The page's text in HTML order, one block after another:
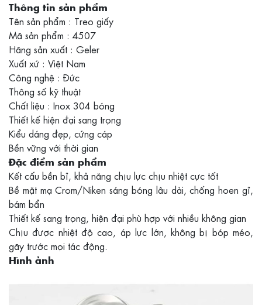
Thông tin sản phẩm
Tên sản phẩm : Treo giấy
Mã sản phẩm : 4507
Hãng sản xuất : Geler
Xuất xứ : Việt Nam
Công nghệ : Đức
Thông số kỹ thuật
Chất liệu : Inox 304 bóng
Thiết kế hiện đại sang trọng
Kiểu dáng đẹp, cứng cáp
Bền vững với thời gian
Đặc điểm sản phẩm
Kết cấu bền bỉ, khả năng chịu lực chịu nhiệt cực tốt
Bề mặt mạ Crom/Niken sáng bóng lâu dài, chống hoen gỉ,
bám bẩn
Thiết kế sang trọng, hiện đại phù hợp với nhiều không gian
Chịu được nhiệt độ cao, áp lực lớn, không bị bóp méo,
gãy trước mọi tác động.
Hình ảnh